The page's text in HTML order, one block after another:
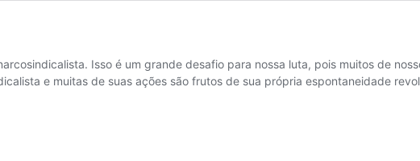
Isso é um grande desafio para nossa luta, pois muitos de
e muitas de suas ações são frutos de sua própria espontaneidade